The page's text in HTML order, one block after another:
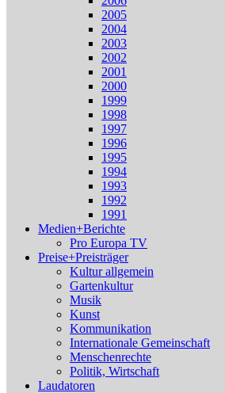
2005
2004
2003
2002
2001
2000
1999
1998
1997
1996
1995
1994
1993
1992
1991
Medien+Berichte
Pro Europa TV
Preise+Preisträger
Kultur allgemein
Gartenkultur
Musik
Kunst
Kommunikation
Internationale Gemeinschaft
Menschenrechte
Politik, Wirtschaft
Laudatoren